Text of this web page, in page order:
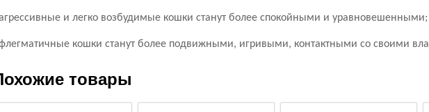
и легко возбудимые кошки станут более спокойными и уравновешенными;
кошки станут более подвижными, игривыми, контактными со своими
товары